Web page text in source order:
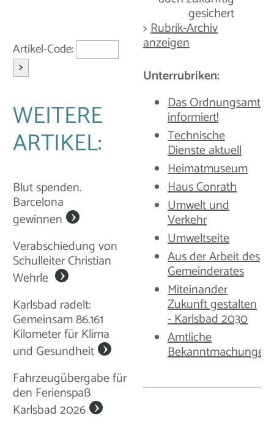
gesichert
Artikel-Code:
>
WEITERE
ARTIKEL:
Blut spenden.
Barcelona
gewinnen
Verabschiedung von
Schulleiter Christian
Wehrle
Karlsbad radelt:
Gemeinsam 86.161
Kilometer für Klima
und Gesundheit
Fahrzeugübergabe für
den Ferienspaß
Karlsbad 2026
>Rubrik-Archiv
anzeigen
Unterrubriken:
Das Ordnungsamt
informiert!
Technische
Dienste aktuell
Heimatmuseum
Haus Conrath
Umwelt und
Verkehr
Umweltseite
Aus der Arbeit des
Gemeinderates
Miteinander
Zukunft gestalten
- Karlsbad 2030
Amtliche
Bekanntmachungen